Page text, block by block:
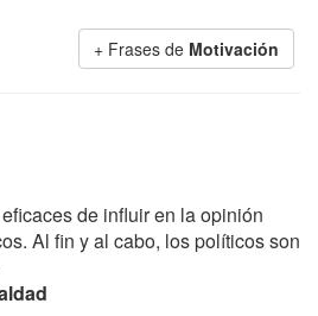
+ Frases de Motivación
de influir en la opinión
Al fin y al cabo, los políticos son